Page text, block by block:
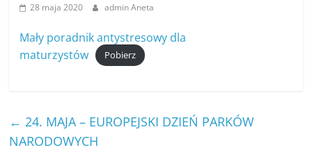
28 maja 2020 admin Aneta
Mały poradnik antystresowy dla
maturzystów
Pobierz
← 24. MAJA – EUROPEJSKI DZIEŃ PARKÓW
NARODOWYCH